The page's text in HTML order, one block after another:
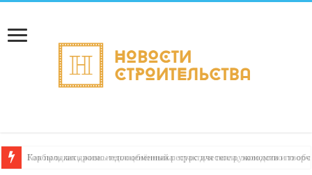
Горбыль как дрова: недооценённый ресурс для тепла, экономии и